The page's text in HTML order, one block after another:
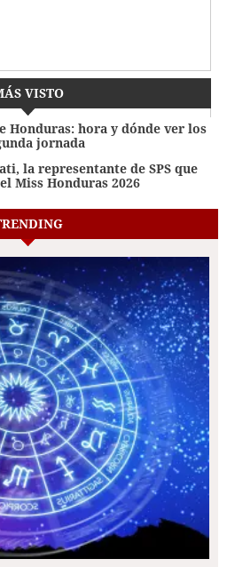
VISTO
Honduras: hora y dónde ver los
jornada
la representante de SPS que
Miss Honduras 2026